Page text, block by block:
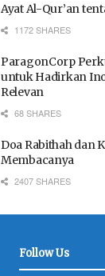
Ayat Al-Qur’an
1172 SHARES
ParagonCorp
untuk Hadirkan
Relevan
68 SHARES
Doa Rabithah dan
Membacanya
2407 SHARES
Follow Us